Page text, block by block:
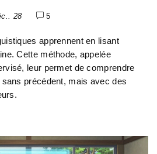
28 5
apprennent en lisant
Cette méthode, appelée
leur permet de comprendre
sans précédent, mais avec des